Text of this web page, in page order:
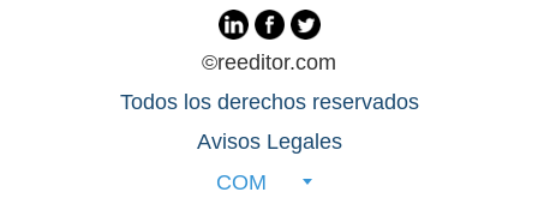
©reeditor.com
Todos los derechos reservados
Avisos Legales